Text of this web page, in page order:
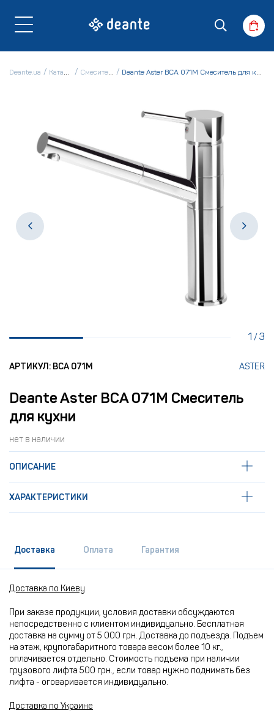
Deante.ua Каталог Смесители Deante Aster BCA 071M Смеситель для кухни
1 /3
АРТИКУЛ: BCA 071M ASTER
Deante Aster BCA 071M Смеситель
для кухни
нет в наличии
ОПИСАНИЕ
ХАРАКТЕРИСТИКИ
Доставка Оплата Гарантия
Доставка по Киеву
При заказе продукции, условия доставки обсуждаются
непосредственно с клиентом индивидуально. Бесплатная
доставка на сумму от 5 000 грн. Доставка до подъезда. Подъем
на этаж, крупогабаритного товара весом более 10 кг.,
оплачивается отдельно. Стоимость подъема при наличии
грузового лифта 500 грн., если товар нужно поднимать без
лифта - оговаривается индивидуально.
Доставка по Украине